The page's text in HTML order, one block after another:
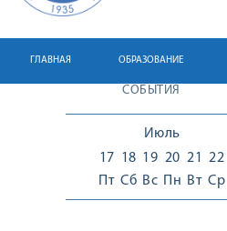
ГЛАВНАЯ ОБРАЗОВАНИЕ
СОБЫТИЯ
Июль
17
Пт
18
Сб
19
Вс
20
Пн
21
Вт
22
Ср